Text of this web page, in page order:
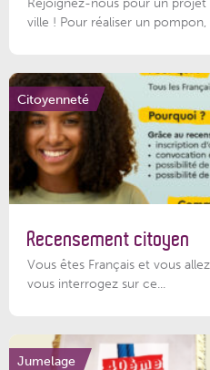
ville ! Pour réaliser un
Citoyenneté
Recensement citoyen
Vous êtes Français et vous
vous interrogez sur ce...
Jumelage